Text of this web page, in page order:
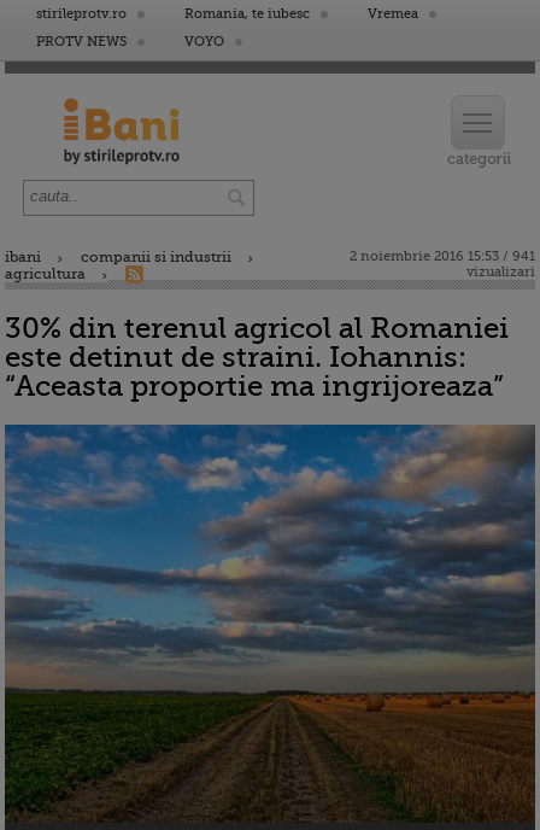
stirileprotv.ro Romania, te iubesc
Vremea
PROTV NEWS
VOYO
ibani
companii si industrii
agricultura
2 noiembrie 2016 15:53 / 941
vizualizari
30% din terenul agricol al Romaniei
este detinut de straini. Iohannis:
“Aceasta proportie ma ingrijoreaza”